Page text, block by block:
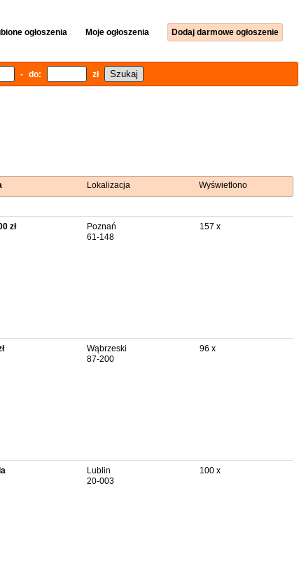
ogłoszenia Moje ogłoszenia Dodaj darmowe ogłoszenie
- do: zł
Lokalizacja Wyświetlono
zł
Poznań
61-148
157 x
Wąbrzeski
87-200
96 x
Lublin
20-003
100 x